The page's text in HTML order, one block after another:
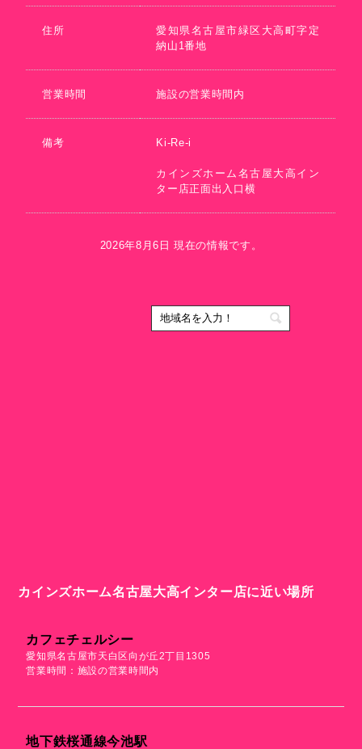
住所
愛知県名古屋市緑区大高町字定
納山1番地
営業時間 施設の営業時間内
備考 Ki-Re-i
カインズホーム名古屋大高イン
ター店正面出入口横
2026年8月6日 現在の情報です。
カインズホーム名古屋大高インター店に近い場所
カフェチェルシー
愛知県名古屋市天白区向が丘2丁目1305
営業時間：施設の営業時間内
地下鉄桜通線今池駅